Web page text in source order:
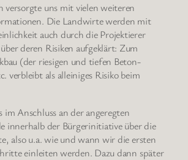
versorgte uns mit vielen weiteren
Die Landwirte werden mit
auch durch die Projektierer
deren Risiken aufgeklärt: Zum
(der riesigen und tiefen Beton-
verbleibt als alleiniges Risiko beim
Anschluss an der angeregten
innerhalb der Bürgerinitiative über die
also u.a. wie und wann wir die ersten
einleiten werden. Dazu dann später